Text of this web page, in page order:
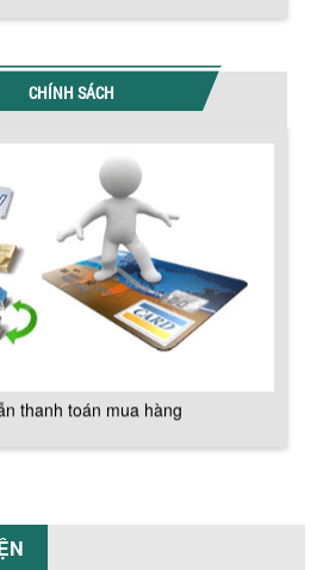
CHÍNH SÁCH
thanh toán mua hàng
Máy trộn bột khô 500kg được thiết kế
thân bồn nằm ngang, với cánh trộn bột
MÁY TRỘN BỘT KHÔ 200KG
Máy trộn bột khô 200kg được gia công
sản xuất tại công ty Á Âu. Máy dùng
trộn các loại bột khô trong các ngành...
VÌ SAO DOANH NGHIỆP NÊN CHỌN MÁY
Khám phá lý do doanh nghiệp nên
chọn máy nghiền màu sơn Á Âu: hiệu
CÔNG NGHIỆP GIẢM SỐC